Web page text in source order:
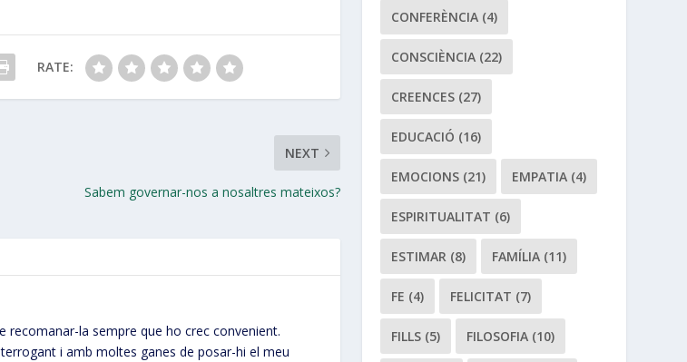
RATE:
NEXT
Sabem governar-nos a nosaltres mateixos?
recomanar-la sempre que ho crec convenient.
i amb moltes ganes de posar-hi el meu
CONFERÈNCIA (4)
CONSCIÈNCIA (22)
CREENCES (27)
EDUCACIÓ (16)
EMOCIONS (21) EMPATIA (4)
ESPIRITUALITAT (6)
ESTIMAR (8) FAMÍLIA (11)
FE (4) FELICITAT (7)
FILLS (5) FILOSOFIA (10)